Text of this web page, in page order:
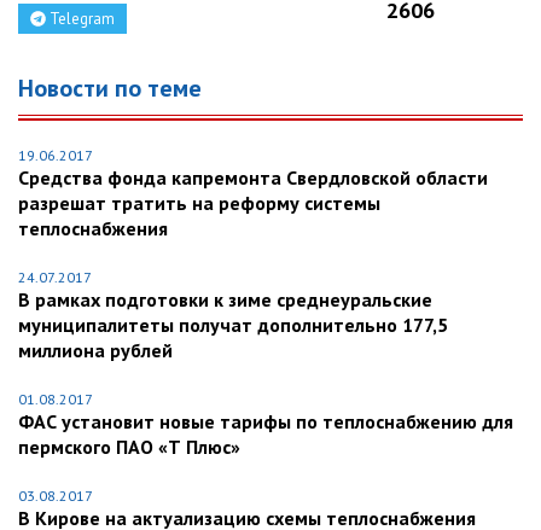
Telegram
2606
Новости по теме
19.06.2017
Средства фонда капремонта Свердловской области
разрешат тратить на реформу системы
теплоснабжения
24.07.2017
В рамках подготовки к зиме среднеуральские
муниципалитеты получат дополнительно 177,5
миллиона рублей
01.08.2017
ФАС установит новые тарифы по теплоснабжению для
пермского ПАО «Т Плюс»
03.08.2017
В Кирове на актуализацию схемы теплоснабжения